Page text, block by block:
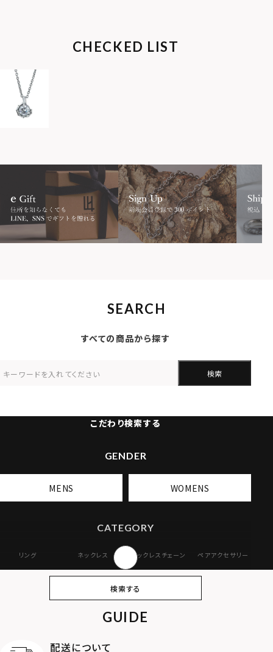
CHECKED LIST
SEARCH
すべての商品から探す
検索
こだわり検索する
GENDER
MENS WOMENS
CATEGORY
リング ネックレス ネックレスチェーン ペアアクセサリー
オンラインストア
ギフトボックス
検索する
GUIDE
配送について